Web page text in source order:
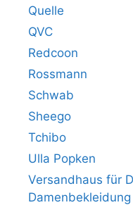
Quelle
QVC
Redcoon
Rossmann
Schwab
Sheego
Tchibo
Ulla Popken
Versandhaus für